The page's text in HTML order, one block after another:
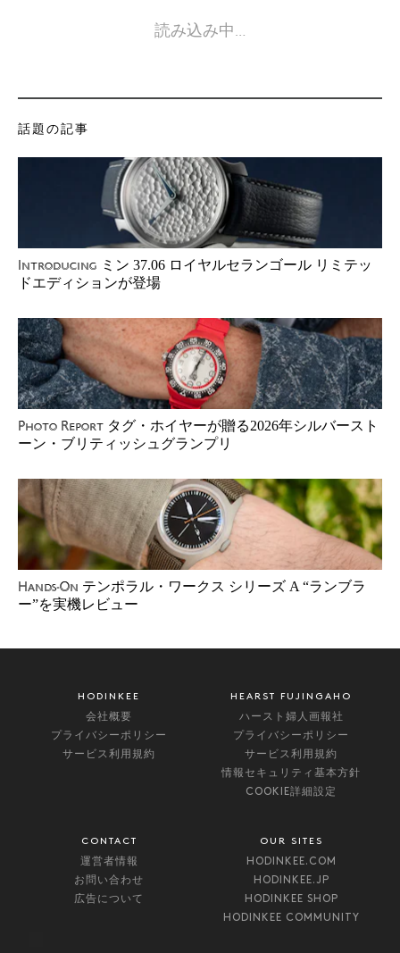
読み込み中…
話題の記事
Introducing ミン 37.06 ロイヤルセランゴール リミテッ
ドエディションが登場
Photo Report タグ・ホイヤーが贈る2026年シルバースト
ーン・ブリティッシュグランプリ
Hands-On テンポラル・ワークス シリーズ A “ランブラ
ー”を実機レビュー
HODINKEE
会社概要
プライバシーポリシー
サービス利用規約
HEARST FUJINGAHO
ハースト婦人画報社
プライバシーポリシー
サービス利用規約
情報セキュリティ基本方針
COOKIE詳細設定
CONTACT
運営者情報
お問い合わせ
広告について
OUR SITES
HODINKEE.COM
HODINKEE.JP
HODINKEE SHOP
HODINKEE COMMUNITY